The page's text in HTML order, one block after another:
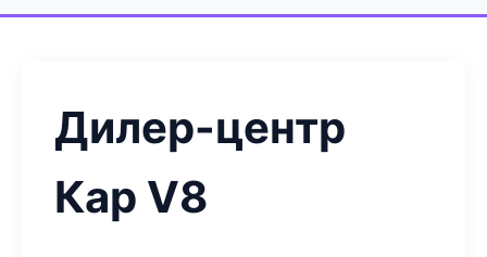
Дилер-центр
Кар V8